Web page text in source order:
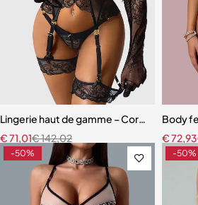
Lingerie haut de gamme – Corset en
€142,02
€71,01
Body
€72,93
-50% -50%